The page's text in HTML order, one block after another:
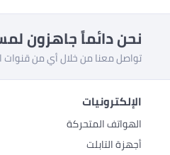
نحن دائماً جاهزون
تواصل معنا من خلال أي من قنوات
الإلكترونيات
الهواتف المتحركة
أجهزة التابلت